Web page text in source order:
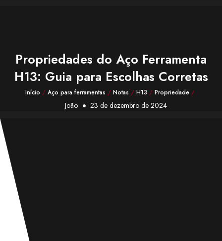
Propriedades do Aço Ferramenta
H13: Guia para Escolhas Corretas
Início / Aço para ferramentas / Notas / H13 / Propriedade /
João 23 de dezembro de 2024